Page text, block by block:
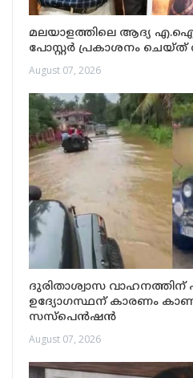
മലയാളത്തിലെ ആദ്യ എ.ഐ
പോസ്റ്റർ പ്രകാശനം ചെയ്ത്
August 07, 2026
ദുരിതാശ്വാസ വാഹനത്തിന്
ഉദ്യോഗസ്ഥന് കാരണം
സസ്‌പെൻഷൻ
August 07, 2026